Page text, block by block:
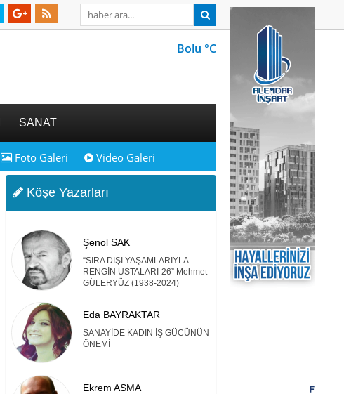
Bolu °C
SANAT
Foto Galeri Video Galeri
Köşe Yazarları
Şenol SAK
“SIRA DIŞI YAŞAMLARIYLA
RENGİN USTALARI-26” Mehmet
GÜLERYÜZ (1938-2024)
Eda BAYRAKTAR
SANAYİDE KADIN İŞ GÜCÜNÜN
ÖNEMİ
Ekrem ASMA